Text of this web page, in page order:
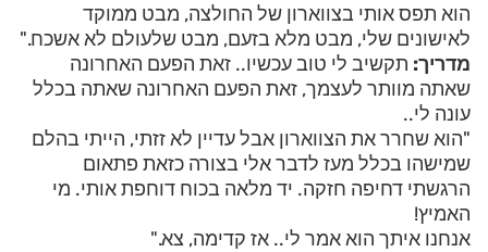
הוא תפס אותי בצווארון של החולצה, מבט ממוקד
לאישונים שלי, מבט מלא בזעם, מבט שלעולם לא אשכח."
מדריך: תקשיב לי טוב עכשיו.. זאת הפעם האחרונה
שאתה מוותר לעצמך, זאת הפעם האחרונה שאתה בכלל
עונה לי..
"הוא שחרר את הצווארון אבל עדיין לא זזתי, הייתי בהלם
שמישהו בכלל מעז לדבר אלי בצורה כזאת פתאום
הרגשתי דחיפה חזקה. יד מלאה בכוח דוחפת אותי. מי
האמיץ!
אנחנו איתך הוא אמר לי.. אז קדימה, צא."